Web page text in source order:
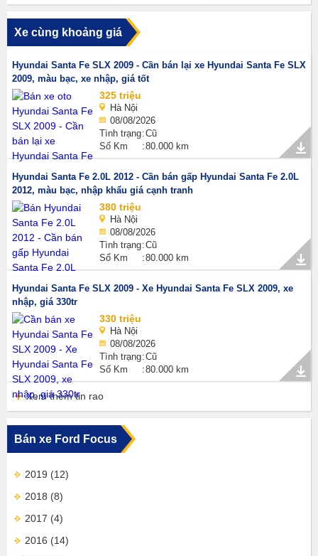
Xe cùng khoảng giá
Hyundai Santa Fe SLX 2009 - Cần bán lại xe Hyundai Santa Fe SLX
2009, màu bạc, xe nhập, giá tốt
325 triệu
Hà Nội
08/08/2026
Tình trạng Cũ
Số Km
80.000 km
Hyundai Santa Fe 2.0L 2012 - Cần bán gấp Hyundai Santa Fe 2.0L
2012, màu bạc, nhập khẩu giá cạnh tranh
380 triệu
Hà Nội
08/08/2026
Tình trạng Cũ
Số Km
80.000 km
Hyundai Santa Fe SLX 2009 - Xe Hyundai Santa Fe SLX 2009, xe
nhập, giá 330tr
330 triệu
Hà Nội
08/08/2026
Tình trạng Cũ
Số Km
80.000 km
Xem thêm tin rao
Bán xe Ford Focus
2019 (12)
2018 (8)
2017 (4)
2016 (14)